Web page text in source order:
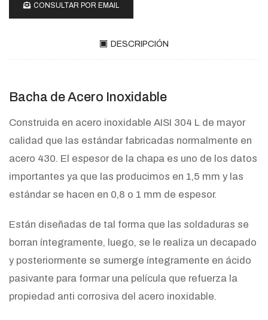
CONSULTAR POR EMAIL
DESCRIPCIÓN
Bacha de Acero Inoxidable
Construida en acero inoxidable AISI 304 L de mayor
calidad que las estándar fabricadas normalmente en
acero 430. El espesor de la chapa es uno de los datos
importantes ya que las producimos en 1,5 mm y las
estándar se hacen en 0,8 o 1 mm de espesor.
Están diseñadas de tal forma que las soldaduras se
borran íntegramente, luego, se le realiza un decapado
y posteriormente se sumerge íntegramente en ácido
pasivante para formar una película que refuerza la
propiedad anti corrosiva del acero inoxidable.